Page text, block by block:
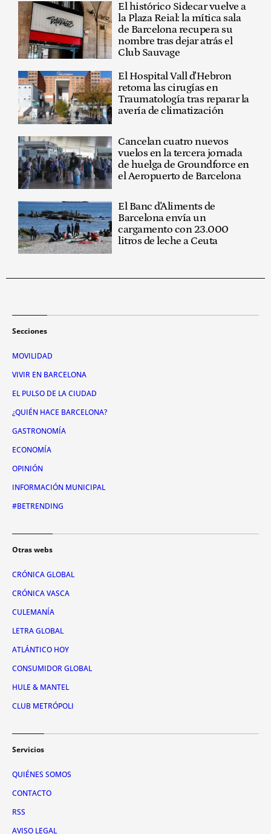
El histórico Sidecar vuelve a
la Plaza Reial: la mítica sala
de Barcelona recupera su
nombre tras dejar atrás el
Club Sauvage
El Hospital Vall d'Hebron
retoma las cirugías en
Traumatología tras reparar la
avería de climatización
Cancelan cuatro nuevos
vuelos en la tercera jornada
de huelga de Groundforce en
el Aeropuerto de Barcelona
El Banc d'Aliments de
Barcelona envía un
cargamento con 23.000
litros de leche a Ceuta
Secciones
MOVILIDAD
VIVIR EN BARCELONA
EL PULSO DE LA CIUDAD
¿QUIÉN HACE BARCELONA?
GASTRONOMÍA
ECONOMÍA
OPINIÓN
INFORMACIÓN MUNICIPAL
#BETRENDING
Otras webs
CRÓNICA GLOBAL
CRÓNICA VASCA
CULEMANÍA
LETRA GLOBAL
ATLÁNTICO HOY
CONSUMIDOR GLOBAL
HULE & MANTEL
CLUB METRÓPOLI
Servicios
QUIÉNES SOMOS
CONTACTO
RSS
AVISO LEGAL